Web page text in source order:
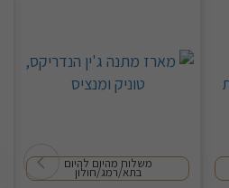
משלוח מהיום להיום
בתא/רמג/חולון